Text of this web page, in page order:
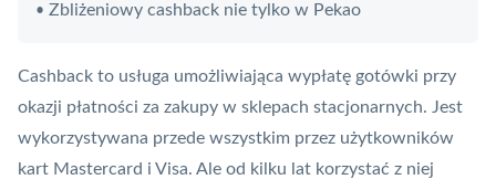
• Zbliżeniowy cashback nie tylko w Pekao
Cashback to usługa umożliwiająca wypłatę gotówki przy
okazji płatności za zakupy w sklepach stacjonarnych. Jest
wykorzystywana przede wszystkim przez użytkowników
kart Mastercard i Visa. Ale od kilku lat korzystać z niej